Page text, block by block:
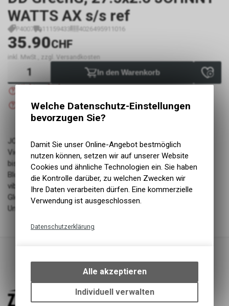
WATTS AX s/s ref
P4007 11159433 4026495911016
35.90CHF
inkl. MwSt., zzgl. Versandkosten
In den Warenkorb
Nicht verfügbar
Nicht verfügbar
Abholung Zweiradliebe GmbH
JOHNNY WATTS
Vielseitiges Profil für einen breiten Einsatzzweck von Asphalt
bis Gelände
Blocks mit grossen Kontaktflächen für exzellente,
vibrationsarme Rolleigenschaften und hohe Haltbarkeit
Gleichmässiges, gutmütiges Kurvenverhalten auf hartem
Untergrund
Welche Datenschutz-Einstellungen
bevorzugen Sie?
Damit Sie unser Online-Angebot bestmöglich
nutzen können, setzen wir auf unserer Website
Cookies und ähnliche Technologien ein. Sie haben
die Kontrolle darüber, zu welchen Zwecken wir
Ihre Daten verarbeiten dürfen. Eine kommerzielle
Verwendung ist ausgeschlossen.
Datenschutzerklärung
bestimmte Interaktionen und
Einstellungen auf Ihrem Gerät,
um die grundlegenden
Funktionen unseres Online-
Alle akzeptieren
Individuell verwalten